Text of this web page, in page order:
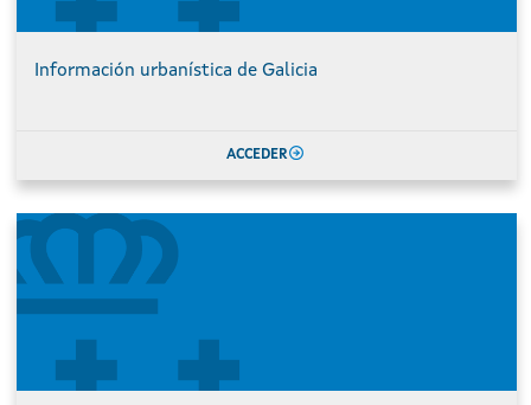
Información urbanística de Galicia
ACCEDER